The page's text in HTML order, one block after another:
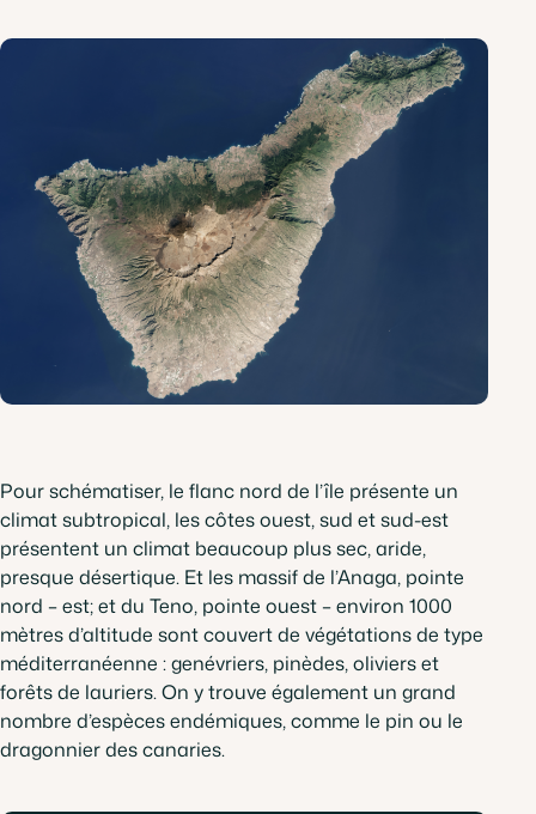
Pour schématiser, le flanc nord de l’île présente un
climat subtropical, les côtes ouest, sud et sud-est
présentent un climat beaucoup plus sec, aride,
presque désertique. Et les massif de l’Anaga, pointe
nord – est; et du Teno, pointe ouest – environ 1000
mètres d’altitude sont couvert de végétations de type
méditerranéenne : genévriers, pinèdes, oliviers et
forêts de lauriers. On y trouve également un grand
nombre d’espèces endémiques, comme le pin ou le
dragonnier des canaries.